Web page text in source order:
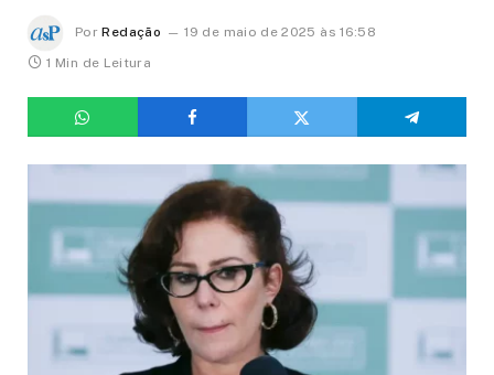
Por Redação
19 de maio de 2025 às 16:58
1 Min de Leitura